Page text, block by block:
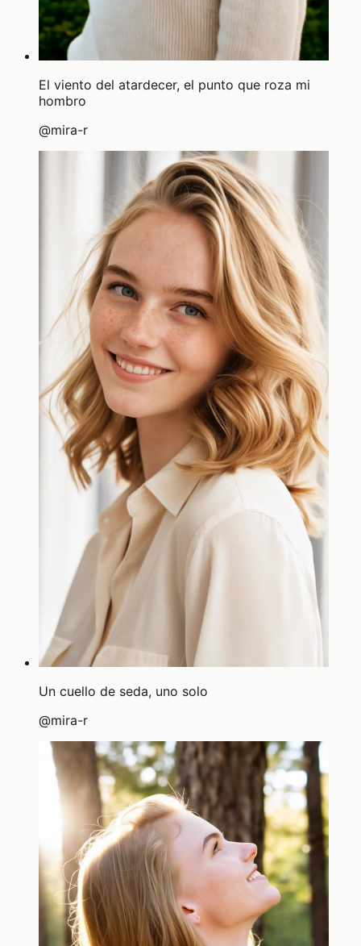
El viento del atardecer, el punto que roza mi
hombro
@mira-r
Un cuello de seda, uno solo
@mira-r